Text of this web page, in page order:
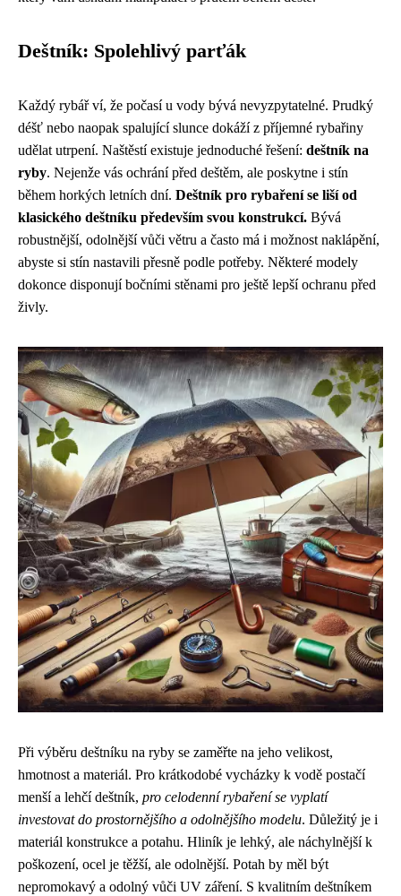
Deštník: Spolehlivý parťák
Každý rybář ví, že počasí u vody bývá nevyzpytatelné. Prudký
déšť nebo naopak spalující slunce dokáží z příjemné rybařiny
udělat utrpení. Naštěstí existuje jednoduché řešení: deštník na
ryby. Nejenže vás ochrání před deštěm, ale poskytne i stín
během horkých letních dní. Deštník pro rybaření se liší od
klasického deštníku především svou konstrukcí. Bývá
robustnější, odolnější vůči větru a často má i možnost naklápění,
abyste si stín nastavili přesně podle potřeby. Některé modely
dokonce disponují bočními stěnami pro ještě lepší ochranu před
živly.
Při výběru deštníku na ryby se zaměřte na jeho velikost,
hmotnost a materiál. Pro krátkodobé vycházky k vodě postačí
menší a lehčí deštník, pro celodenní rybaření se vyplatí
investovat do prostornějšího a odolnějšího modelu. Důležitý je i
materiál konstrukce a potahu. Hliník je lehký, ale náchylnější k
poškození, ocel je těžší, ale odolnější. Potah by měl být
nepromokavý a odolný vůči UV záření. S kvalitním deštníkem